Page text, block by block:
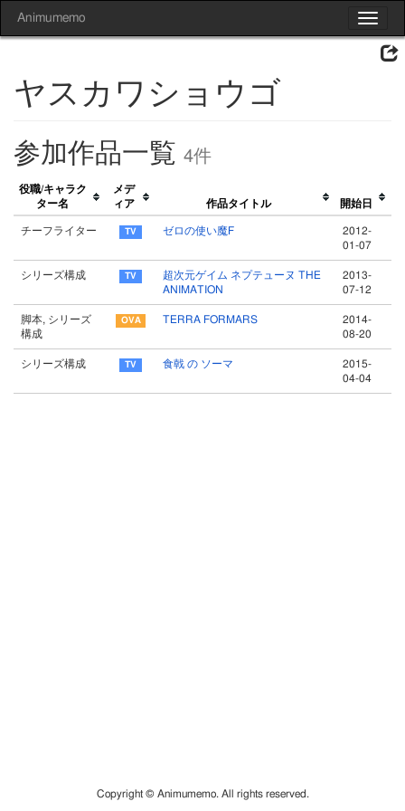
Toggle
Animumemo
ヤスカワショウゴ
参加作品一覧 4件
役職/キャラク
ター名
メデ
ィア
作品タイトル 開始日
チーフライター ゼロの使い魔F
2012-
01-07
シリーズ構成
超次元ゲイム ネプテューヌ THE
ANIMATION
2013-
07-12
脚本, シリーズ
構成
TERRA FORMARS
2014-
08-20
シリーズ構成 食戟 の ソーマ
2015-
04-04
Copyright © Animumemo. All rights reserved.